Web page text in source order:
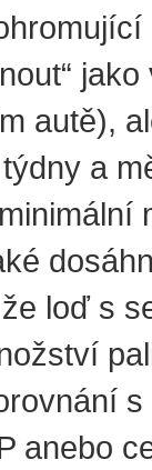
jako
autě),
a
loď s
anebo